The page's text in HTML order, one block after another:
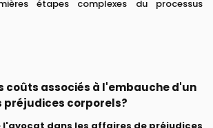
étapes complexes du processus
coûts associés à l'embauche d'un
préjudices corporels?